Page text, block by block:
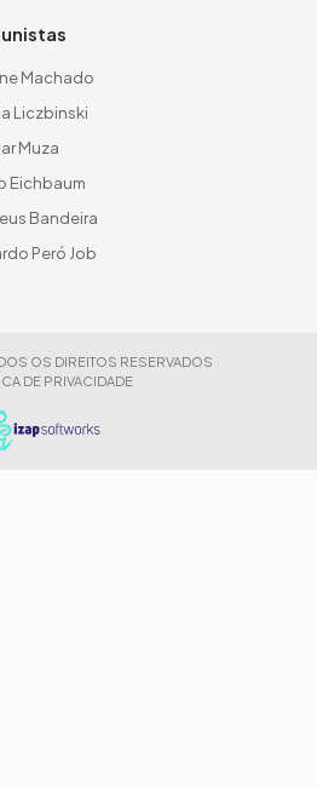
Machado
Liczbinski
Muza
Eichbaum
Bandeira
Peró Job
OS DIREITOS RESERVADOS
DE PRIVACIDADE